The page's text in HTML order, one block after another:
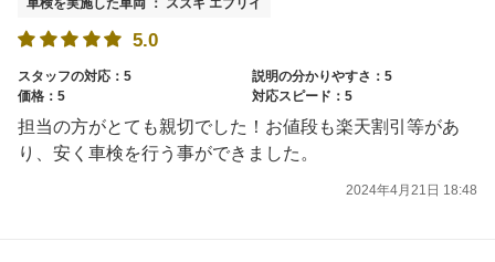
車検を実施した車両 ： スズキ エブリイ
5.0
スタッフの対応：5
説明の分かりやすさ：5
価格：5
対応スピード：5
担当の方がとても親切でした！お値段も楽天割引等があ
り、安く車検を行う事ができました。
2024年4月21日 18:48